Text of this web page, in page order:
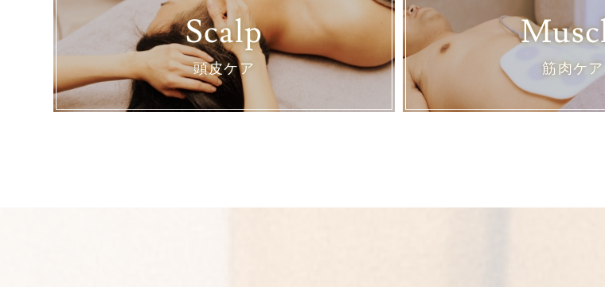
Scalp
頭皮ケア 筋肉ケア